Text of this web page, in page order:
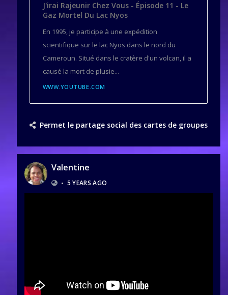
J'irai Rajeunir Chez Vous - Épisode 11 - Le
Gaz Mortel Du Lac Nyos
En 1995, je participe à une expédition
scientifique sur le lac Nyos dans le nord du
Cameroun. Situé dans le cratère d'un volcan, il a
causé la mort de plusie...
WWW.YOUTUBE.COM
Permet le partage social des cartes de groupes
Valentine
• 5 YEARS AGO